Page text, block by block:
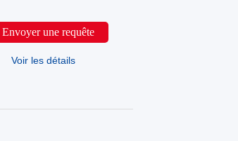
Envoyer une requête
Voir les détails